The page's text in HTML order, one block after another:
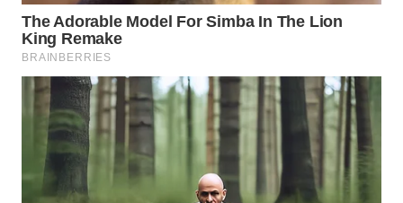
TINGGI
WN
PAKPAK
WN
KARAWANG
WN